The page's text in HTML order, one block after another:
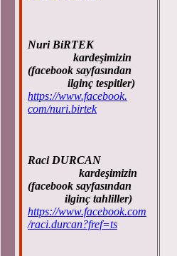
Nuri BiRTEK
kardeşimizin
(facebook sayfasından
ilginç tespitler)
https://www.facebook.
com/nuri.birtek
Raci DURCAN
kardeşimizin
(facebook sayfasından
ilginç tahliller)
https://www.facebook.com
/raci.durcan?fref=ts